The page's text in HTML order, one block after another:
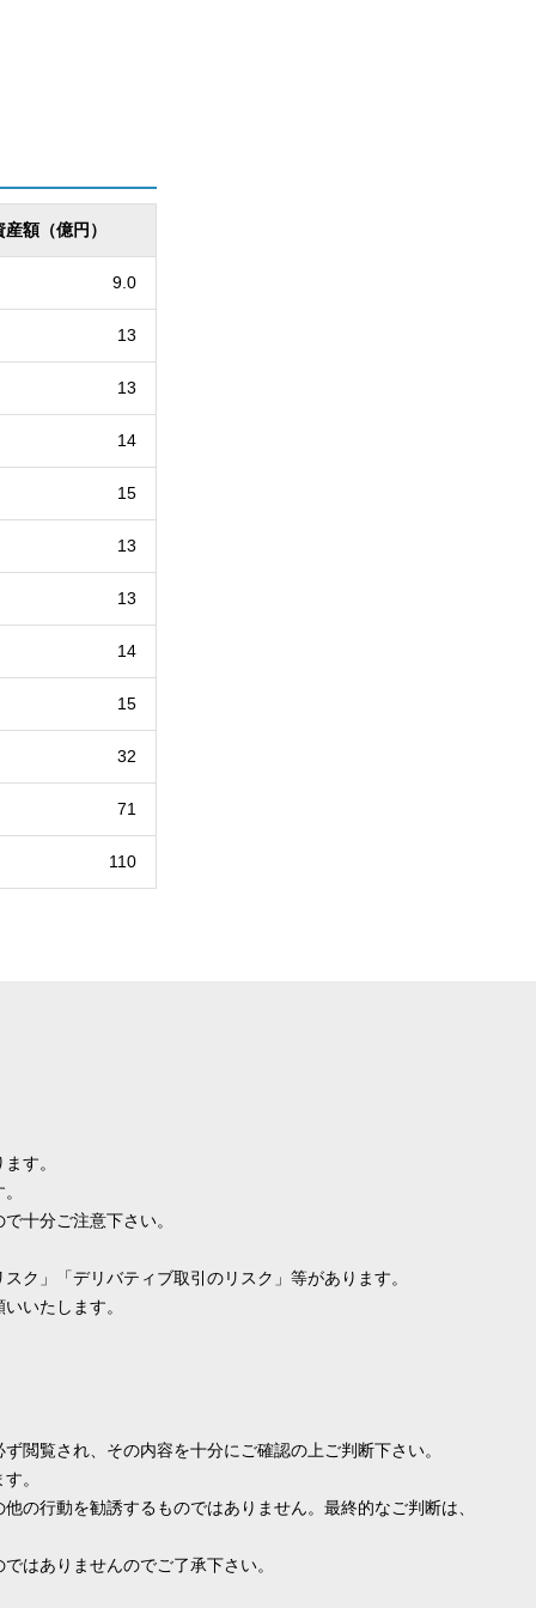
産額（億円）
9.0
13
13
14
15
13
13
14
15
32
71
110
す。
十分ご注意下さい。
ク」「デリバティブ取引のリスク」等があります。
いたします。
閲覧され、その内容を十分にご確認の上ご判断下さい。
。
の行動を勧誘するものではありません。最終的なご判断は、
はありませんのでご了承下さい。